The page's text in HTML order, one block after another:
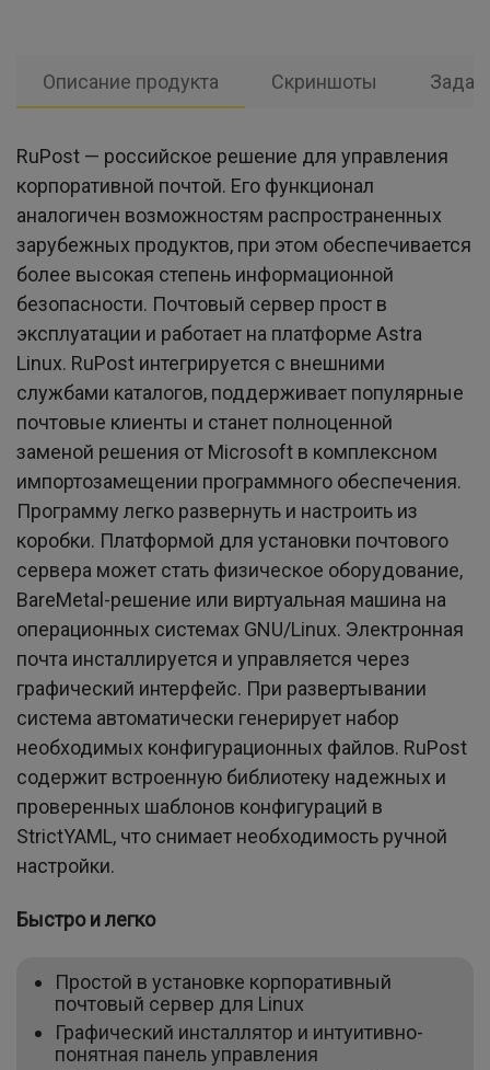
Описание продукта Скриншоты
RuPost — российское решение для управления
корпоративной почтой. Его функционал
аналогичен возможностям распространенных
зарубежных продуктов, при этом обеспечивается
более высокая степень информационной
безопасности. Почтовый сервер прост в
эксплуатации и работает на платформе Astra
Linux. RuPost интегрируется с внешними
службами каталогов, поддерживает популярные
почтовые клиенты и станет полноценной
заменой решения от Microsoft в комплексном
импортозамещении программного обеспечения.
Программу легко развернуть и настроить из
коробки. Платформой для установки почтового
сервера может стать физическое оборудование,
BareMetal-решение или виртуальная машина на
операционных системах GNU/Linux. Электронная
почта инсталлируется и управляется через
графический интерфейс. При развертывании
система автоматически генерирует набор
необходимых конфигурационных файлов. RuPost
содержит встроенную библиотеку надежных и
проверенных шаблонов конфигураций в
StrictYAML, что снимает необходимость ручной
настройки.
Быстро и легко
Простой в установке корпоративный
почтовый сервер для Linux
Графический инсталлятор и интуитивно-
понятная панель управления